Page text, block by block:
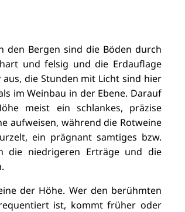
den Bergen sind die Böden durch
und felsig und die Erdauflage
die Stunden mit Licht sind hier
im Weinbau in der Ebene. Darauf
meist ein schlankes, präzise
aufweisen, während die Rotweine
ein prägnant samtiges bzw.
die niedrigeren Erträge und die
der Höhe. Wer den berühmten
ist, kommt früher oder